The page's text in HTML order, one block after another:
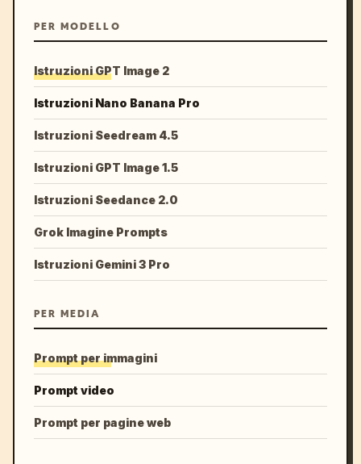
PER MODELLO
Istruzioni GPT Image 2
Istruzioni Nano Banana Pro
Istruzioni Seedream 4.5
Istruzioni GPT Image 1.5
Istruzioni Seedance 2.0
Grok Imagine Prompts
Istruzioni Gemini 3 Pro
PER MEDIA
Prompt per immagini
Prompt video
Prompt per pagine web